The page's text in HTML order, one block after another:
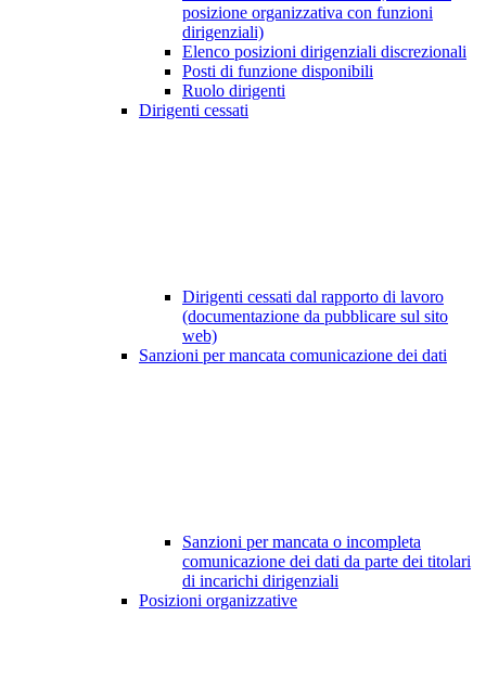
posizione organizzativa con funzioni
dirigenziali)
Elenco posizioni dirigenziali discrezionali
Posti di funzione disponibili
Ruolo dirigenti
Dirigenti cessati
Dirigenti cessati dal rapporto di lavoro
(documentazione da pubblicare sul sito
web)
Sanzioni per mancata comunicazione dei dati
Sanzioni per mancata o incompleta
comunicazione dei dati da parte dei titolari
di incarichi dirigenziali
Posizioni organizzative